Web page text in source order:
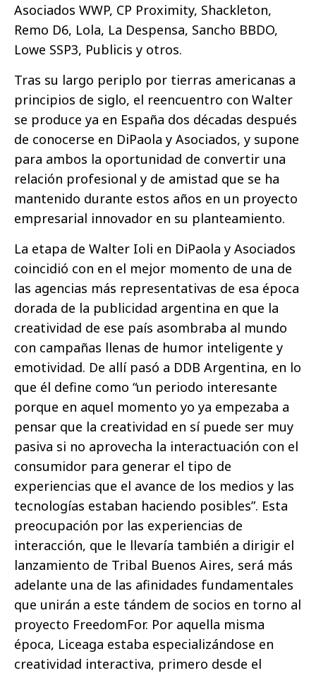
Asociados WWP, CP Proximity, Shackleton,
Remo D6, Lola, La Despensa, Sancho BBDO,
Lowe SSP3, Publicis y otros.
Tras su largo periplo por tierras americanas a
principios de siglo, el reencuentro con Walter
se produce ya en España dos décadas después
de conocerse en DiPaola y Asociados, y supone
para ambos la oportunidad de convertir una
relación profesional y de amistad que se ha
mantenido durante estos años en un proyecto
empresarial innovador en su planteamiento.
La etapa de Walter Ioli en DiPaola y Asociados
coincidió con en el mejor momento de una de
las agencias más representativas de esa época
dorada de la publicidad argentina en que la
creatividad de ese país asombraba al mundo
con campañas llenas de humor inteligente y
emotividad. De allí pasó a DDB Argentina, en lo
que él define como “un periodo interesante
porque en aquel momento yo ya empezaba a
pensar que la creatividad en sí puede ser muy
pasiva si no aprovecha la interactuación con el
consumidor para generar el tipo de
experiencias que el avance de los medios y las
tecnologías estaban haciendo posibles”. Esta
preocupación por las experiencias de
interacción, que le llevaría también a dirigir el
lanzamiento de Tribal Buenos Aires, será más
adelante una de las afinidades fundamentales
que unirán a este tándem de socios en torno al
proyecto FreedomFor. Por aquella misma
época, Liceaga estaba especializándose en
creatividad interactiva, primero desde el